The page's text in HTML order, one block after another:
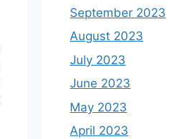
September 2023
August 2023
July 2023
June 2023
May 2023
April 2023